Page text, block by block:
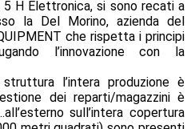
H Elettronica, si sono recati a
la Del Morino, azienda del
che rispetta i principi
l’innovazione con la
l’intera produzione è
dei reparti/magazzini è
sull’intera copertura